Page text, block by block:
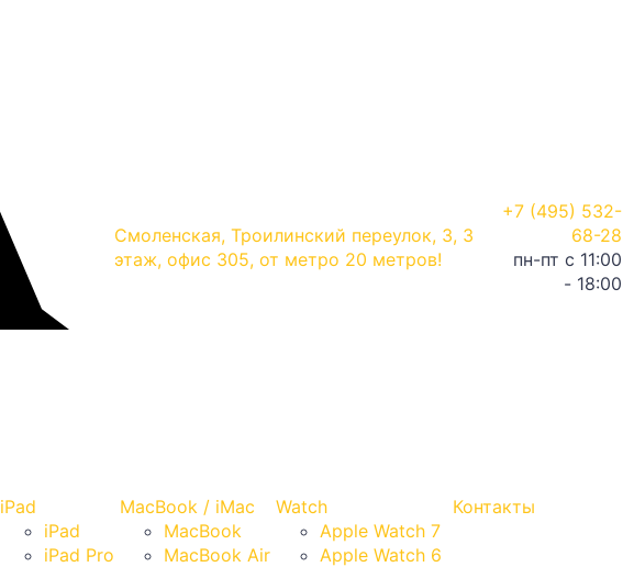
Смоленская, Троилинский переулок, 3, 3
этаж, офис 305, от метро 20 метров!
+7 (495) 532-
68-28
пн-пт с 11:00
- 18:00
iPad
iPad
iPad Pro
MacBook / iMac
MacBook
MacBook Air
Watch
Apple Watch 7
Apple Watch 6
Контакты